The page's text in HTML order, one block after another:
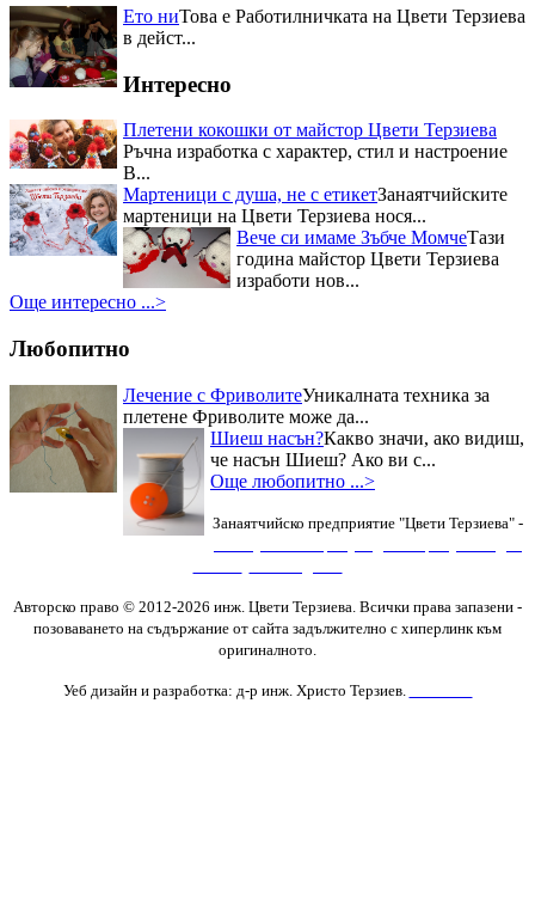
Първо място в Кулинарния
място в Кулинарния конкурс –
"Ястия от чесън" на Пра...
Приз за най-красив щанд за
Цвети Терзиева на Първия
национален „Фестивал на ореха”Журито в състав -
финалистите от Hell`s Kitchen и
гостите на празника останаха
изумени от „Селския сладък
Дюкян...
Ето ниТова е Работилничката на Цвети Терзиева
в дейст...
Интересно
Плетени кокошки от майстор Цвети Терзиева
Ръчна изработка с характер, стил и настроение
В...
Мартеници с душа, не с етикетЗанаятчийските
мартеници на Цвети Терзиева нося...
Вече си имаме Зъбче МомчеТази
година майстор Цвети Терзиева
изработи нов...
Още интересно ...>
Любопитно
Лечение с ФриволитеУникалната техника за
плетене Фриволите може да...
Шиеш насън?Какво значи, ако видиш,
че насън Шиеш? Ако ви с...
Още любопитно ...>
Занаятчийско предприятие "Цвети Терзиева" -
Авторско право © 2012-2026 инж. Цвети Терзиева. Всички права запазени -
позоваването на съдържание от сайта задължително с хиперлинк към
оригиналното.
Уеб дизайн и разработка: д-р инж. Христо Терзиев.